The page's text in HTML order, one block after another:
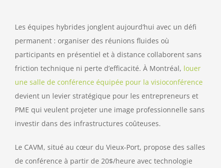
Les équipes hybrides jonglent aujourd’hui avec un défi
permanent : organiser des réunions fluides où
participants en présentiel et à distance collaborent sans
friction technique ni perte d’efficacité. À Montréal, louer
une salle de conférence équipée pour la visioconférence
devient un levier stratégique pour les entrepreneurs et
PME qui veulent projeter une image professionnelle sans
investir dans des infrastructures coûteuses.
Le CAVM, situé au cœur du Vieux-Port, propose des salles
de conférence à partir de 20$/heure avec technologie